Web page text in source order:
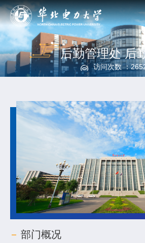
后勤管理处 后
访问次数 ：
部门概况